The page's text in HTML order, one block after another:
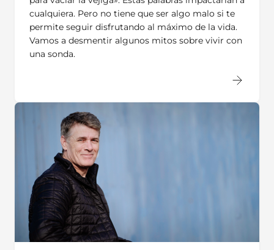
cualquiera. Pero no tiene que ser algo malo si te
permite seguir disfrutando al máximo de la vida.
Vamos a desmentir algunos mitos sobre vivir con
una sonda.